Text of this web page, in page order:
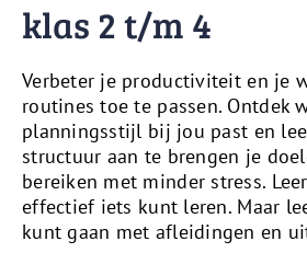
klas 2 t/m 4
Verbeter je productiviteit en je
routines toe te passen. Ontdek
planningsstijl bij jou past en
structuur aan te brengen je
bereiken met minder stress.
effectief iets kunt leren. Maar
kunt gaan met afleidingen en